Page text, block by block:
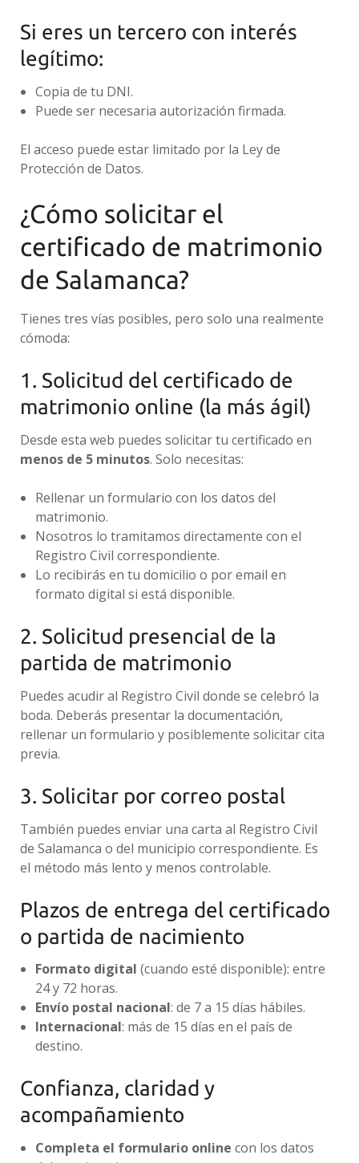
Si eres un tercero con interés
legítimo:
Copia de tu DNI.
Puede ser necesaria autorización firmada.
El acceso puede estar limitado por la Ley de
Protección de Datos.
¿Cómo solicitar el
certificado de matrimonio
de Salamanca?
Tienes tres vías posibles, pero solo una realmente
cómoda:
1. Solicitud del certificado de
matrimonio online (la más ágil)
Desde esta web puedes solicitar tu certificado en
menos de 5 minutos. Solo necesitas:
Rellenar un formulario con los datos del
matrimonio.
Nosotros lo tramitamos directamente con el
Registro Civil correspondiente.
Lo recibirás en tu domicilio o por email en
formato digital si está disponible.
2. Solicitud presencial de la
partida de matrimonio
Puedes acudir al Registro Civil donde se celebró la
boda. Deberás presentar la documentación,
rellenar un formulario y posiblemente solicitar cita
previa.
3. Solicitar por correo postal
También puedes enviar una carta al Registro Civil
de Salamanca o del municipio correspondiente. Es
el método más lento y menos controlable.
Plazos de entrega del certificado
o partida de nacimiento
Formato digital (cuando esté disponible): entre
24 y 72 horas.
Envío postal nacional: de 7 a 15 días hábiles.
Internacional: más de 15 días en el país de
destino.
Confianza, claridad y
acompañamiento
Completa el formulario online con los datos